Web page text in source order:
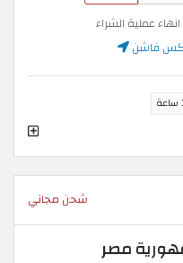
عملية الشراء
فاشن
شحن مجاني
مصر